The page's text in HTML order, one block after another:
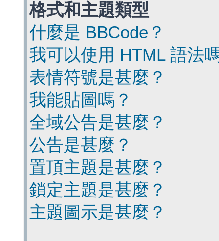
格式和主題類型
什麼是 BBCode？
我可以使用 HTML 語法
表情符號是甚麼？
我能貼圖嗎？
全域公告是甚麼？
公告是甚麼？
置頂主題是甚麼？
鎖定主題是甚麼？
主題圖示是甚麼？